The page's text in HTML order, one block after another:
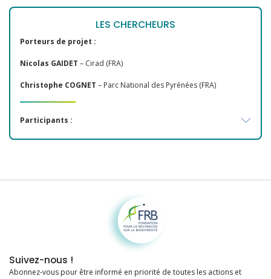
LES CHERCHEURS
Porteurs de projet :
Nicolas GAIDET – Cirad (FRA)
Christophe COGNET – Parc National des Pyrénées (FRA)
Participants :
Fondation pour la recherche sur la biodiversité
Suivez-nous !
Abonnez-vous pour être informé en priorité de toutes les actions et